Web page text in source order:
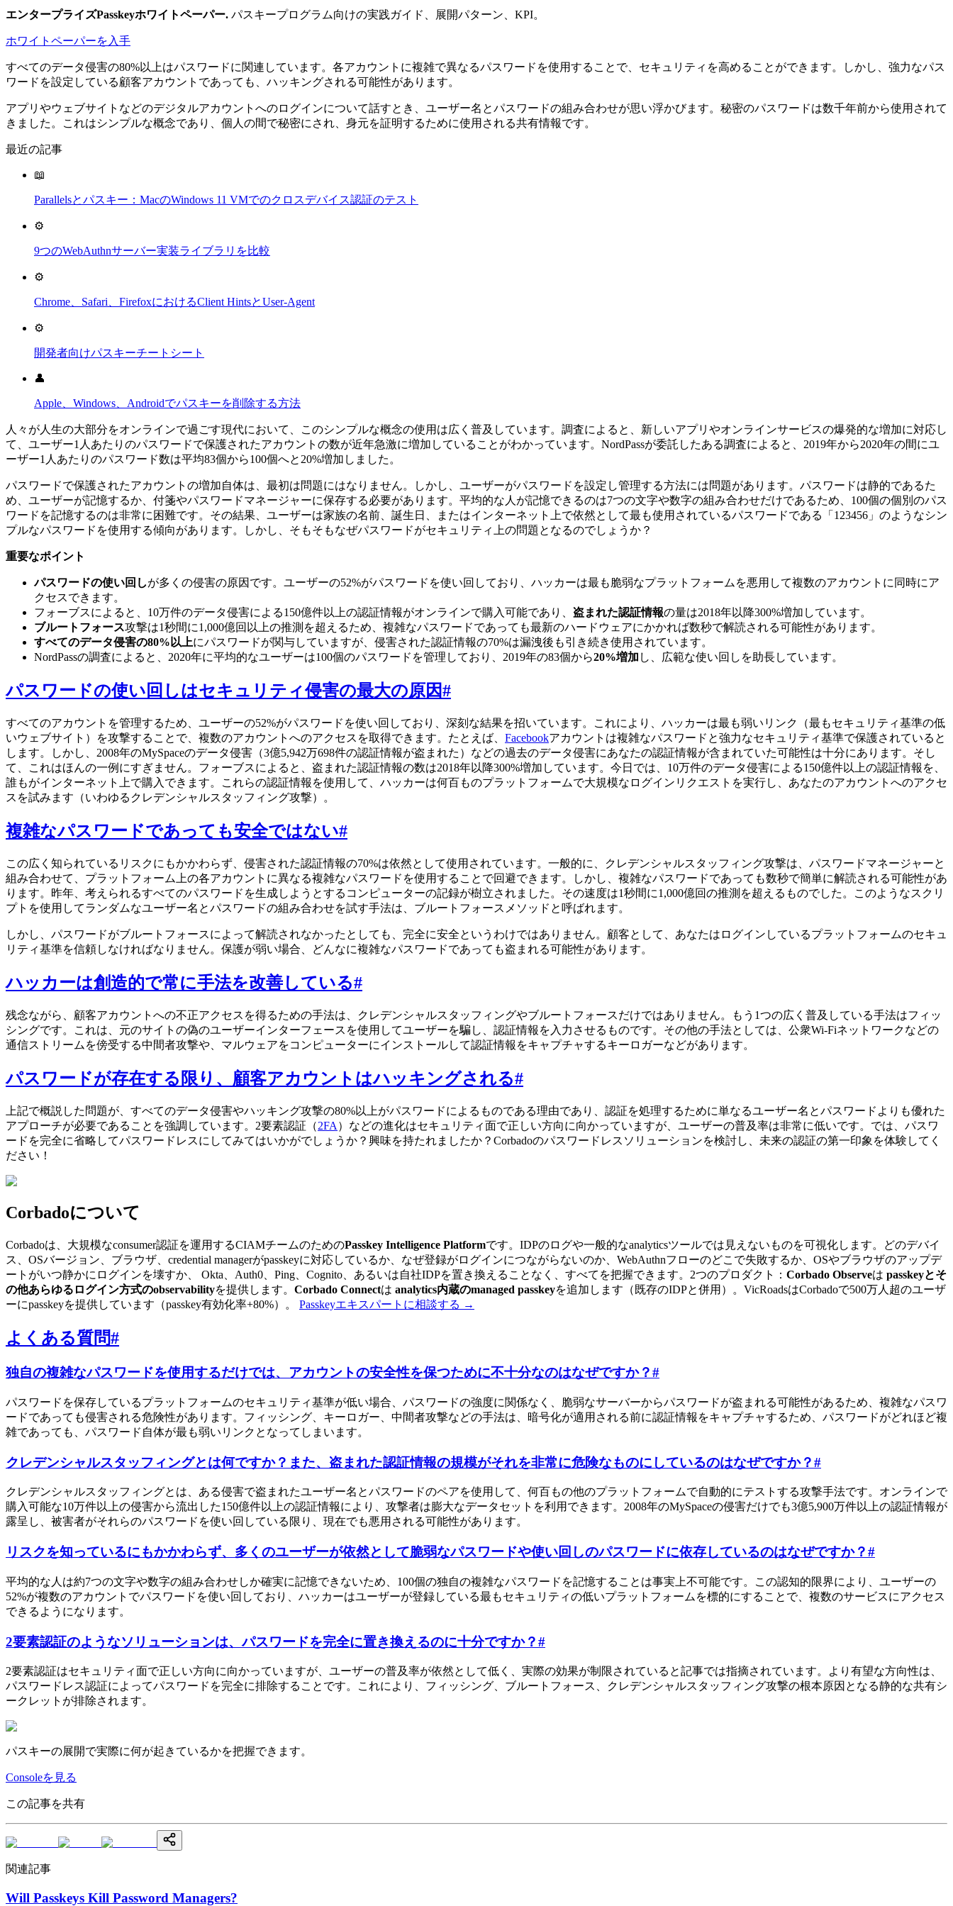
エンタープライズPasskeyホワイトペーパー. パスキープログラム向けの実践ガイド、展開パターン、KPI。
ホワイトペーパーを入手
すべてのデータ侵害の80%以上はパスワードに関連しています。各アカウントに複雑で異なるパスワードを使用することで、セキュリティを高めることができます。しかし、強力なパス
ワードを設定している顧客アカウントであっても、ハッキングされる可能性があります。
アプリやウェブサイトなどのデジタルアカウントへのログインについて話すとき、ユーザー名とパスワードの組み合わせが思い浮かびます。秘密のパスワードは数千年前から使用されて
きました。これはシンプルな概念であり、個人の間で秘密にされ、身元を証明するために使用される共有情報です。
最近の記事
📖
Parallelsとパスキー：MacのWindows 11 VMでのクロスデバイス認証のテスト
⚙️
9つのWebAuthnサーバー実装ライブラリを比較
⚙️
Chrome、Safari、FirefoxにおけるClient HintsとUser-Agent
⚙️
開発者向けパスキーチートシート
👤
Apple、Windows、Androidでパスキーを削除する方法
人々が人生の大部分をオンラインで過ごす現代において、このシンプルな概念の使用は広く普及しています。調査によると、新しいアプリやオンラインサービスの爆発的な増加に対応し
て、ユーザー1人あたりのパスワードで保護されたアカウントの数が近年急激に増加していることがわかっています。NordPassが委託したある調査によると、2019年から2020年の間にユ
ーザー1人あたりのパスワード数は平均83個から100個へと20%増加しました。
パスワードで保護されたアカウントの増加自体は、最初は問題にはなりません。しかし、ユーザーがパスワードを設定し管理する方法には問題があります。パスワードは静的であるた
め、ユーザーが記憶するか、付箋やパスワードマネージャーに保存する必要があります。平均的な人が記憶できるのは7つの文字や数字の組み合わせだけであるため、100個の個別のパス
ワードを記憶するのは非常に困難です。その結果、ユーザーは家族の名前、誕生日、またはインターネット上で依然として最も使用されているパスワードである「123456」のようなシン
プルなパスワードを使用する傾向があります。しかし、そもそもなぜパスワードがセキュリティ上の問題となるのでしょうか？
重要なポイント
パスワードの使い回しが多くの侵害の原因です。ユーザーの52%がパスワードを使い回しており、ハッカーは最も脆弱なプラットフォームを悪用して複数のアカウントに同時にア
クセスできます。
フォーブスによると、10万件のデータ侵害による150億件以上の認証情報がオンラインで購入可能であり、 盗まれた認証情報の量は2018年以降300%増加しています。
ブルートフォース攻撃は1秒間に1,000億回以上の推測を超えるため、複雑なパスワードであっても最新のハードウェアにかかれば数秒で解読される可能性があります。
すべてのデータ侵害の80%以上にパスワードが関与していますが、侵害された認証情報の70%は漏洩後も引き続き使用されています。
NordPassの調査によると、2020年に平均的なユーザーは100個のパスワードを管理しており、2019年の83個から20%増加 し、広範な使い回しを助長しています。
パスワードの使い回しはセキュリティ侵害の最大の原因#
すべてのアカウントを管理するため、ユーザーの52%がパスワードを使い回しており、深刻な結果を招いています。これにより、ハッカーは最も弱いリンク（最もセキュリティ基準の低
いウェブサイト）を攻撃することで、複数のアカウントへのアクセスを取得できます。たとえば、 Facebookアカウントは複雑なパスワードと強力なセキュリティ基準で保護されていると
します。しかし、2008年のMySpaceのデータ侵害（3億5,942万698件の認証情報が盗まれた）などの過去のデータ侵害にあなたの認証情報が含まれていた可能性は十分にあります。そし
て、これはほんの一例にすぎません。フォーブスによると、盗まれた認証情報の数は2018年以降300%増加しています。今日では、10万件のデータ侵害による150億件以上の認証情報を、
誰もがインターネット上で購入できます。これらの認証情報を使用して、ハッカーは何百ものプラットフォームで大規模なログインリクエストを実行し、あなたのアカウントへのアクセ
スを試みます（いわゆるクレデンシャルスタッフィング攻撃）。
複雑なパスワードであっても安全ではない#
この広く知られているリスクにもかかわらず、侵害された認証情報の70%は依然として使用されています。一般的に、クレデンシャルスタッフィング攻撃は、パスワードマネージャーと
組み合わせて、プラットフォーム上の各アカウントに異なる複雑なパスワードを使用することで回避できます。しかし、複雑なパスワードであっても数秒で簡単に解読される可能性があ
ります。昨年、考えられるすべてのパスワードを生成しようとするコンピューターの記録が樹立されました。その速度は1秒間に1,000億回の推測を超えるものでした。このようなスクリ
プトを使用してランダムなユーザー名とパスワードの組み合わせを試す手法は、ブルートフォースメソッドと呼ばれます。
しかし、パスワードがブルートフォースによって解読されなかったとしても、完全に安全というわけではありません。顧客として、あなたはログインしているプラットフォームのセキュ
リティ基準を信頼しなければなりません。保護が弱い場合、どんなに複雑なパスワードであっても盗まれる可能性があります。
ハッカーは創造的で常に手法を改善している#
残念ながら、顧客アカウントへの不正アクセスを得るための手法は、クレデンシャルスタッフィングやブルートフォースだけではありません。もう1つの広く普及している手法はフィッ
シングです。これは、元のサイトの偽のユーザーインターフェースを使用してユーザーを騙し、認証情報を入力させるものです。その他の手法としては、公衆Wi-Fiネットワークなどの
通信ストリームを傍受する中間者攻撃や、マルウェアをコンピューターにインストールして認証情報をキャプチャするキーロガーなどがあります。
パスワードが存在する限り、顧客アカウントはハッキングされる#
上記で概説した問題が、すべてのデータ侵害やハッキング攻撃の80%以上がパスワードによるものである理由であり、認証を処理するために単なるユーザー名とパスワードよりも優れた
アプローチが必要であることを強調しています。2要素認証（2FA ）などの進化はセキュリティ面で正しい方向に向かっていますが、ユーザーの普及率は非常に低いです。では、パスワ
ードを完全に省略してパスワードレスにしてみてはいかがでしょうか？興味を持たれましたか？Corbadoのパスワードレスソリューションを検討し、未来の認証の第一印象を体験してく
ださい！
Corbadoについて
Corbadoは、大規模なconsumer認証を運用するCIAMチームのためのPasskey Intelligence Platformです。IDPのログや一般的なanalyticsツールでは見えないものを可視化します。どのデバイ
ス、OSバージョン、ブラウザ、credential managerがpasskeyに対応しているか、なぜ登録がログインにつながらないのか、WebAuthnフローのどこで失敗するか、OSやブラウザのアップデ
ートがいつ静かにログインを壊すか、 Okta、Auth0、Ping、Cognito、あるいは自社IDPを置き換えることなく、すべてを把握できます。2つのプロダクト： Corbado Observeは passkeyとそ
の他あらゆるログイン方式のobservabilityを提供します。 Corbado Connectは analytics内蔵のmanaged passkeyを追加します（既存のIDPと併用）。VicRoadsはCorbadoで500万人超のユーザ
ーにpasskeyを提供しています（passkey有効化率+80%）。
Passkeyエキスパートに相談する →
よくある質問#
独自の複雑なパスワードを使用するだけでは、アカウントの安全性を保つために不十分なのはなぜですか？#
パスワードを保存しているプラットフォームのセキュリティ基準が低い場合、パスワードの強度に関係なく、脆弱なサーバーからパスワードが盗まれる可能性があるため、複雑なパスワ
ードであっても侵害される危険性があります。フィッシング、キーロガー、中間者攻撃などの手法は、暗号化が適用される前に認証情報をキャプチャするため、パスワードがどれほど複
雑であっても、パスワード自体が最も弱いリンクとなってしまいます。
クレデンシャルスタッフィングとは何ですか？また、盗まれた認証情報の規模がそれを非常に危険なものにしているのはなぜですか？#
クレデンシャルスタッフィングとは、ある侵害で盗まれたユーザー名とパスワードのペアを使用して、何百もの他のプラットフォームで自動的にテストする攻撃手法です。オンラインで
購入可能な10万件以上の侵害から流出した150億件以上の認証情報により、攻撃者は膨大なデータセットを利用できます。2008年のMySpaceの侵害だけでも3億5,900万件以上の認証情報が
露呈し、被害者がそれらのパスワードを使い回している限り、現在でも悪用される可能性があります。
リスクを知っているにもかかわらず、多くのユーザーが依然として脆弱なパスワードや使い回しのパスワードに依存しているのはなぜですか？#
平均的な人は約7つの文字や数字の組み合わせしか確実に記憶できないため、100個の独自の複雑なパスワードを記憶することは事実上不可能です。この認知的限界により、ユーザーの
52%が複数のアカウントでパスワードを使い回しており、ハッカーはユーザーが登録している最もセキュリティの低いプラットフォームを標的にすることで、複数のサービスにアクセス
できるようになります。
2要素認証のようなソリューションは、パスワードを完全に置き換えるのに十分ですか？#
2要素認証はセキュリティ面で正しい方向に向かっていますが、ユーザーの普及率が依然として低く、実際の効果が制限されていると記事では指摘されています。より有望な方向性は、
パスワードレス認証によってパスワードを完全に排除することです。これにより、フィッシング、ブルートフォース、クレデンシャルスタッフィング攻撃の根本原因となる静的な共有シ
ークレットが排除されます。
パスキーの展開で実際に何が起きているかを把握できます。
Consoleを見る
この記事を共有
関連記事
Will Passkeys Kill Password Managers?